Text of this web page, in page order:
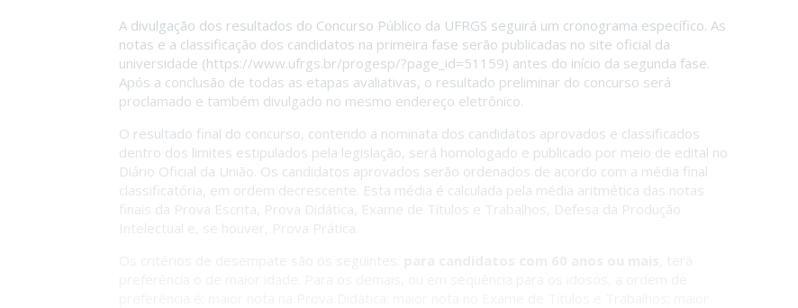
A divulgação dos resultados do Concurso Público da UFRGS seguirá um cronograma específico. As
notas e a classificação dos candidatos na primeira fase serão publicadas no site oficial da
universidade (https://www.ufrgs.br/progesp/?page_id=51159) antes do início da segunda fase.
Após a conclusão de todas as etapas avaliativas, o resultado preliminar do concurso será
proclamado e também divulgado no mesmo endereço eletrônico.
O resultado final do concurso, contendo a nominata dos candidatos aprovados e classificados
dentro dos limites estipulados pela legislação, será homologado e publicado por meio de edital no
Diário Oficial da União. Os candidatos aprovados serão ordenados de acordo com a média final
classificatória, em ordem decrescente. Esta média é calculada pela média aritmética das notas
finais da Prova Escrita, Prova Didática, Exame de Títulos e Trabalhos, Defesa da Produção
Intelectual e, se houver, Prova Prática.